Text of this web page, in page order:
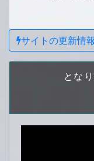
サイトの更新情
とな